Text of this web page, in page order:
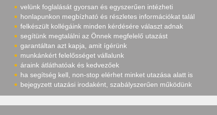
velünk foglalását gyorsan és egyszerűen intézheti
honlapunkon megbízható és részletes információkat talál
felkészült kollégáink minden kérdésére választ adnak
segítünk megtalálni az Önnek megfelelő utazást
garantáltan azt kapja, amit ígérünk
munkánkért felelősséget vállalunk
áraink átláthatóak és kedvezőek
ha segítség kell, non-stop elérhet minket utazása alatt is
bejegyzett utazási irodaként, szabályszerűen működünk